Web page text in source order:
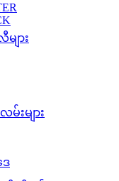
ျား
းများ